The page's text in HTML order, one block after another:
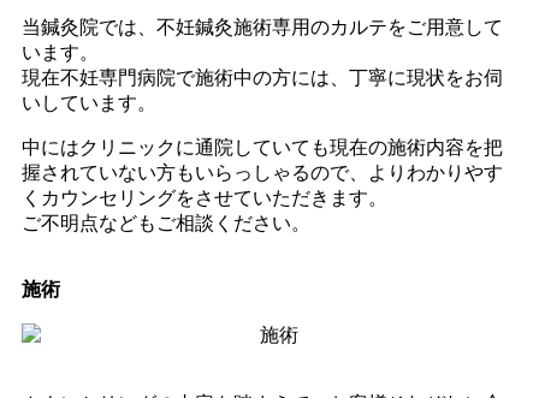
当鍼灸院では、不妊鍼灸施術専用のカルテをご用意して
います。
現在不妊専門病院で施術中の方には、丁寧に現状をお伺
いしています。
中にはクリニックに通院していても現在の施術内容を把
握されていない方もいらっしゃるので、よりわかりやす
くカウンセリングをさせていただきます。
ご不明点などもご相談ください。
施術